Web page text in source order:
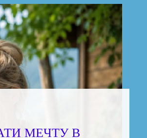
МЕЧТУ В